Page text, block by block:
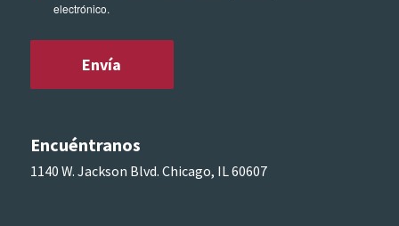
electrónico.
Encuéntranos
1140 W. Jackson Blvd. Chicago, IL 60607